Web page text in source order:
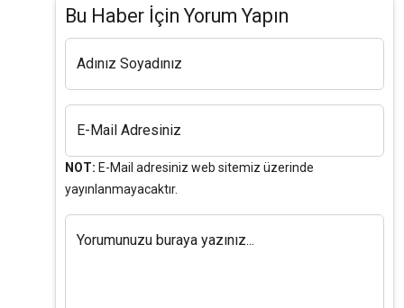
Bu Haber İçin Yorum Yapın
Adınız Soyadınız
E-Mail Adresiniz
NOT: E-Mail adresiniz web sitemiz üzerinde
yayınlanmayacaktır.
Yorumunuzu buraya yazınız...